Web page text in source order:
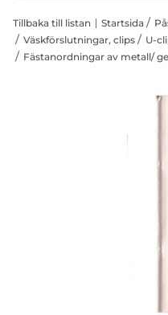
Tillbaka till listan Startsida
Väskförslutningar, clips
U-
Fästanordningar av metall/